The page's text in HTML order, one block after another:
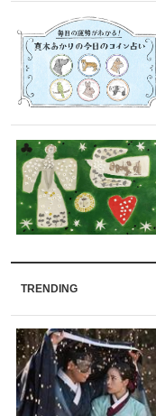
TRENDING